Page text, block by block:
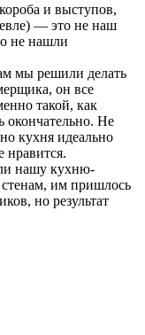
и выступов,
— это не наш
не нашли
мы решили делать
он все
такой, как
окончательно. Не
кухня идеально
нравится.
нашу кухню-
им пришлось
но результат